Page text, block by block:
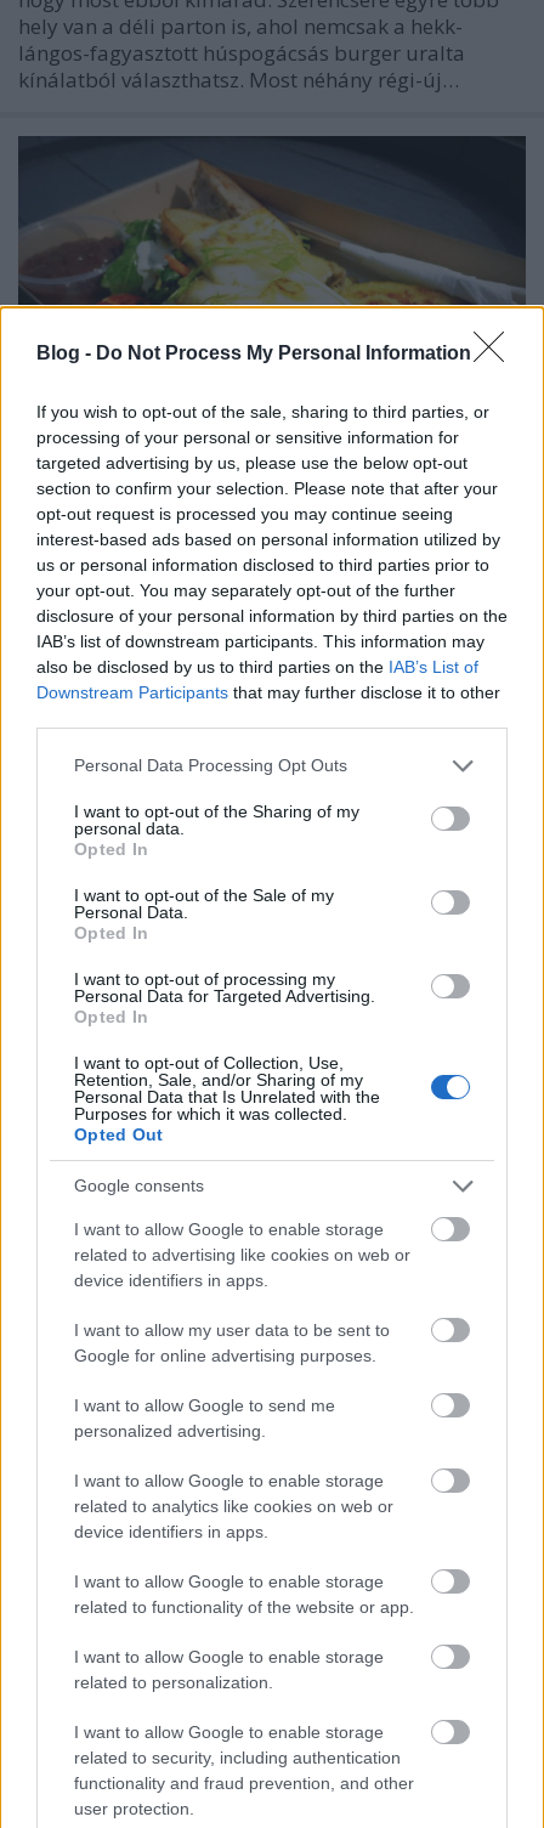
Blog - Do Not Process My Personal Information
If you wish to opt-out of the sale, sharing to third parties, or
processing of your personal or sensitive information for
targeted advertising by us, please use the below opt-out
section to confirm your selection. Please note that after your
opt-out request is processed you may continue seeing
interest-based ads based on personal information utilized by
us or personal information disclosed to third parties prior to
your opt-out. You may separately opt-out of the further
disclosure of your personal information by third parties on the
IAB’s list of downstream participants. This information may
also be disclosed by us to third parties on the IAB’s List of
Downstream Participants that may further disclose it to other
Please note that this website/app uses one or more Google
not limited to your visit or usage behaviour. You may click to
grant or deny consent to Google and its third-party tags to
use your data for below specified purposes in below Google
consent section.
Personal Data Processing Opt Outs
I want to opt-out of the Sharing of my
personal data.
Opted In
I want to opt-out of the Sale of my
Personal Data.
Opted In
I want to opt-out of processing my
Personal Data for Targeted Advertising.
Opted In
I want to opt-out of Collection, Use,
Retention, Sale, and/or Sharing of my
Personal Data that Is Unrelated with the
Purposes for which it was collected.
Opted Out
Google consents
I want to allow Google to enable storage
related to advertising like cookies on web or
device identifiers in apps.
I want to allow my user data to be sent to
Google for online advertising purposes.
I want to allow Google to send me
personalized advertising.
I want to allow Google to enable storage
related to analytics like cookies on web or
device identifiers in apps.
I want to allow Google to enable storage
related to functionality of the website or app.
I want to allow Google to enable storage
related to personalization.
I want to allow Google to enable storage
related to security, including authentication
functionality and fraud prevention, and other
user protection.
hely van a déli parton is, ahol nemcsak a hekk-
lángos-fagyasztott húspogácsás burger uralta
kínálatból választhatsz. Most néhány régi-új…
Büféforradalommal indul a nyár a
Balatonon
ilovebalaton.hu• 2017. május 31.
Folytatódik a balatoni street food, vagyis beach
food-projekt. Az idén még több hely nyílik, és még
izgalmasabb ételek közül választhatsz az
infralámpás hekk és a mélyhűtött pogácsás klasszik
hamburgerek helyett. Olyan alapanyagokat is
bevetnek, amikről soha nem gondoltuk volna, hogy
egy strandon…
Itt a legújabb strandkaja: pulled
ponty
ilovebalaton.hu 2017. március 21.
fokhagyakompót egy bagelnek tűnő kifliben.
Bemutatjuk a pulled pontyot. Nemrég cseréltük le a
télikabátot, de már azon pörgünk, mivel fogjuk
pótolni a strandon a kalóriákat. És nemcsak mi,
hanem a palettások is. A balatoni street food-őrület
tényleg nemcsak…